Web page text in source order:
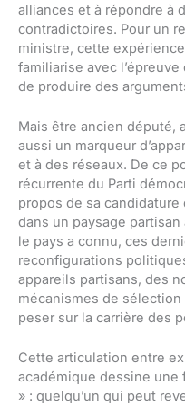
alliances et à répondre à
contradictoires. Pour un
ministre, cette
familiarise avec
de produire des
Mais être ancien député,
aussi un marqueur
et à des réseaux. De ce
récurrente du Parti
propos de sa
dans un paysage
le pays a connu, ces
reconfigurations
appareils partisans, des
mécanismes de
peser sur la carrière des
Cette articulation entre
académique dessine
» : quelqu’un qui peut